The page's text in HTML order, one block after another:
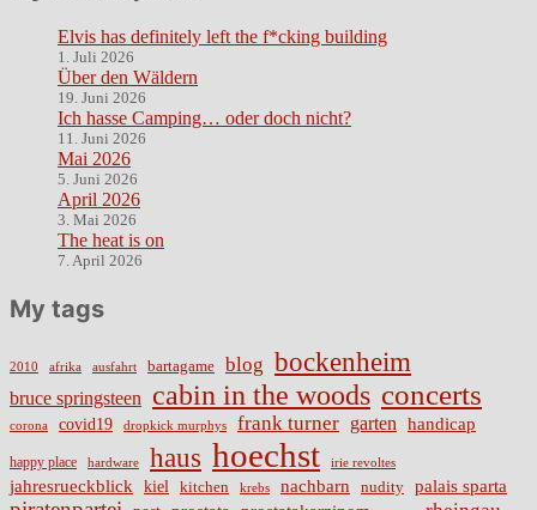
Elvis has definitely left the f*cking building
1. Juli 2026
Über den Wäldern
19. Juni 2026
Ich hasse Camping… oder doch nicht?
11. Juni 2026
Mai 2026
5. Juni 2026
April 2026
3. Mai 2026
The heat is on
7. April 2026
My tags
2010 afrika ausfahrt bartagame blog bockenheim
bruce springsteen cabin in the woods concerts
corona covid19 dropkick murphys frank turner garten handicap
happy place hardware haus hoechst irie revoltes
jahresrueckblick kiel kitchen krebs nachbarn nudity palais sparta